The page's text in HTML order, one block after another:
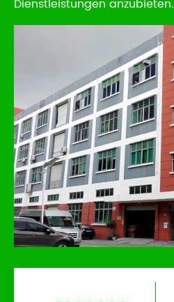
Dienstleistungen anzubieten.